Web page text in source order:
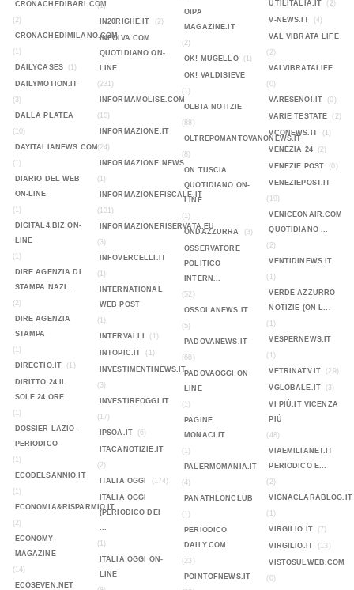
CRONACHEDIBARI.COM
(2)
CRONACHEDIMILANO.COM
(1)
DAILYCASES
(1)
DAILYMOTION.IT
(3)
DALLA PLATEA
(10)
DAYITALIANEWS.COM
(1)
DIARIO DEL WEB
ON-LINE
(1)
DIGITAL4.BIZ ON-
LINE
(1)
DIRE AGENZIA DI
STAMPA NAZI...
(2)
DIRE AGENZIA
STAMPA
(1)
DIRECTIO.IT
(1)
DIRITTO 24 IL
SOLE 24 ORE
(1)
DOSSIER LAZIO -
PERIODICO
(1)
ECODELSANNIO.IT
(1)
ECONOMIA&RISPARMIO.IT
(2)
ECONOMY
MAGAZINE
(14)
ECOSEVEN.NET
(1)
IN20RIGHE.IT
(2)
INFOIVA.COM
QUOTIDIANO ON-
LINE
(231)
INFORMAMOLISE.COM
(10)
INFORMAZIONE.IT
(24)
INFORMAZIONE.NEWS
(1)
INFORMAZIONEFISCALE.IT
(131)
INFORMAZIONERISERVATA.EU
(3)
INFOVERCELLI.IT
(1)
INTERNATIONAL
WEB POST
(1)
INTERVALLI
(1)
INTOPIC.IT (1)
INVESTIMENTINEWS.IT
(3)
INVESTIREOGGI.IT
(17)
IPSOA.IT
(6)
ITACANOTIZIE.IT
(2)
ITALIA OGGI
(174)
ITALIA OGGI
(PERIODICO DEI
...
(1)
ITALIA OGGI ON-
LINE
OIPA
MAGAZINE.IT
(2)
OK! MUGELLO
(1)
OK! VALDISIEVE
(1)
OLBIA NOTIZIE
(88)
OLTREPOMANTOVANONEWS.IT
(8)
ON TUSCIA
QUOTIDIANO ON-
LINE
(1)
ONDAZZURRA
(3)
OSSERVATORE
POLITICO
INTERN...
(52)
OSSOLANEWS.IT
(5)
PADOVANEWS.IT
(68)
PADOVAOGGI ON
LINE
(1)
PAGINE
MONACI.IT
(1)
PALERMOMANIA.IT
(4)
PANATHLONCLUB
(1)
PERIODICO
DAILY.COM
(23)
POINTOFNEWS.IT
UTILITALIA.IT (2)
V-NEWS.IT (4)
VAL VIBRATA LIFE
(2)
VALVIBRATALIFE
(0)
VARESENOI.IT
(0)
VARIE TESTATE (2)
VCONEWS.IT (1)
VENEZIA 24 (2)
VENEZIE POST (0)
VENEZIEPOST.IT
(19)
VENICEONAIR.COM
QUOTIDIANO ...
(2)
VENTIDINEWS.IT
(1)
VERDE AZZURRO
NOTIZIE (ON-L...
(1)
VESPERNEWS.IT
(1)
VETRINATV.IT
(29)
VGLOBALE.IT (3)
VI PIÙ.IT VICENZA
PIÙ
(48)
VIAEMILIANET.IT
PERIODICO E...
(2)
VIGNACLARABLOG.IT
(1)
VIRGILIO.IT
(7)
VIRGILIO.IT (13)
VISTOSULWEB.COM
(0)